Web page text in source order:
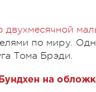
двухмесячной
по миру.
Тома Брэди.
на